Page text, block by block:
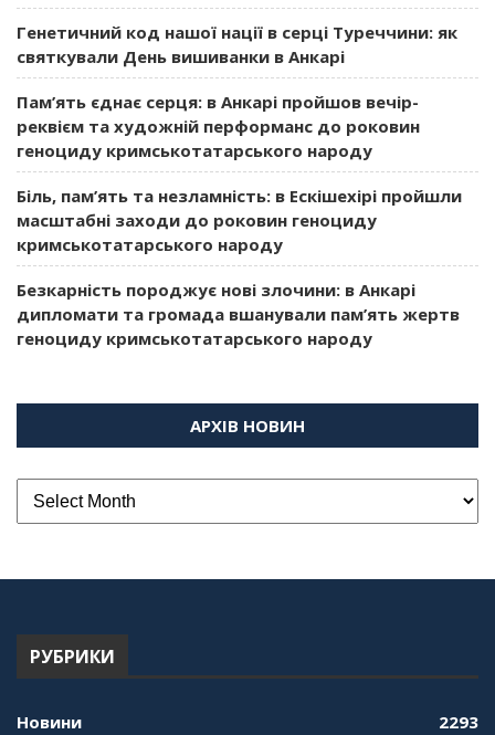
Генетичний код нашої нації в серці Туреччини: як
святкували День вишиванки в Анкарі
Пам’ять єднає серця: в Анкарі пройшов вечір-
реквієм та художній перформанс до роковин
геноциду кримськотатарського народу
Біль, пам’ять та незламність: в Ескішехірі пройшли
масштабні заходи до роковин геноциду
кримськотатарського народу
Безкарність породжує нові злочини: в Анкарі
дипломати та громада вшанували пам’ять жертв
геноциду кримськотатарського народу
АРХІВ НОВИН
РУБРИКИ
Новини
2293